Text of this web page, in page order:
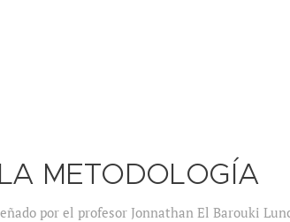
METODOLOGÍA
por el profesor Jonnathan El Barouki